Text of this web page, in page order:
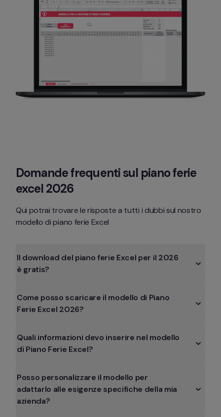
Domande frequenti sul piano ferie
excel 2026
Qui potrai trovare le risposte a tutti i dubbi sul nostro
modello di piano ferie Excel
Il download del piano ferie Excel per il 2026
è gratis?
Come posso scaricare il modello di Piano
Ferie Excel 2026?
Quali informazioni devo inserire nel modello
di Piano Ferie Excel?
Posso personalizzare il modello per
adattarlo alle esigenze specifiche della mia
azienda?